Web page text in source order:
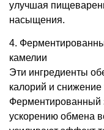
улучшая
насыщения.
4.
камелии
Эти ингредиенты
калорий и
Ферментированный
ускорению обмена